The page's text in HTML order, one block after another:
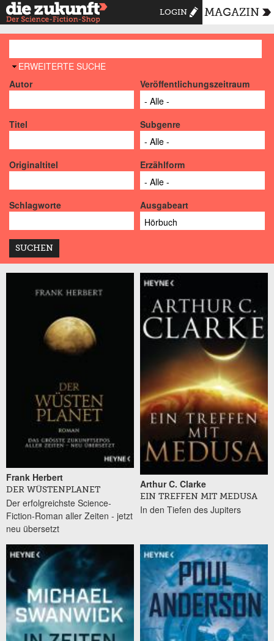
LOGIN MAGAZIN
AUSBLENDEN
ERWEITERTE SUCHE
Autor
Veröffentlichungszeitraum
Titel Subgenre
Originaltitel Erzählform
Schlagworte Ausgabeart
Frank Herbert
DER WÜSTENPLANET
Der erfolgreichste Science-
Fiction-Roman aller Zeiten - jetzt
neu übersetzt
Arthur C. Clarke
EIN TREFFEN MIT MEDUSA
In den Tiefen des Jupiters